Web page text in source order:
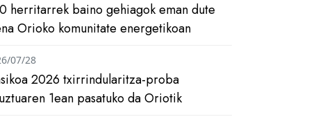
herritarrek baino gehiagok eman dute
Orioko komunitate energetikoan
2026 txirrindularitza-proba
1ean pasatuko da Oriotik
07/28